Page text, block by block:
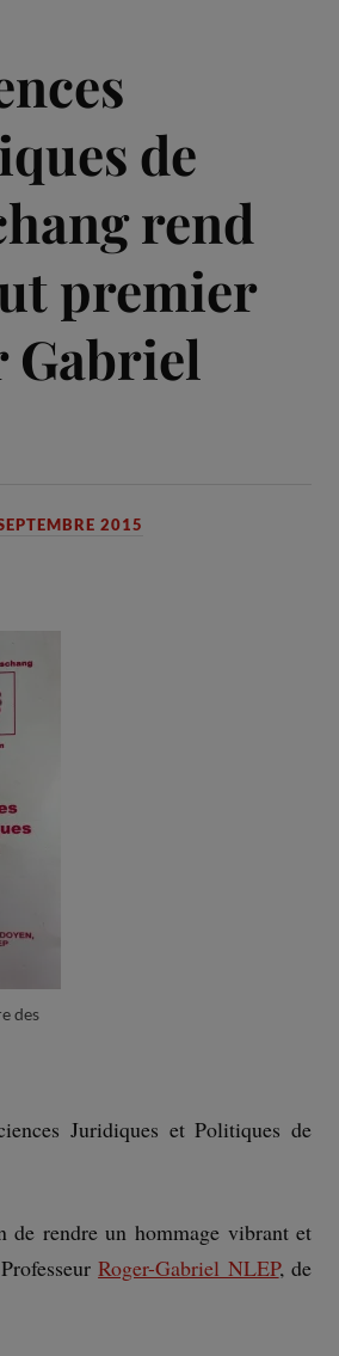
de
rend
premier
Gabriel
2015
des
Juridiques et Politiques de
de rendre un hommage vibrant et
Roger-Gabriel NLEP, de